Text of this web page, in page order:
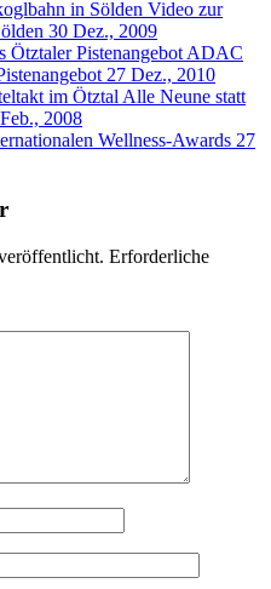
Video zur
30 Dez., 2009
ADAC
27 Dez., 2010
Alle Neune statt
2008
Wellness-Awards 27
Erforderliche